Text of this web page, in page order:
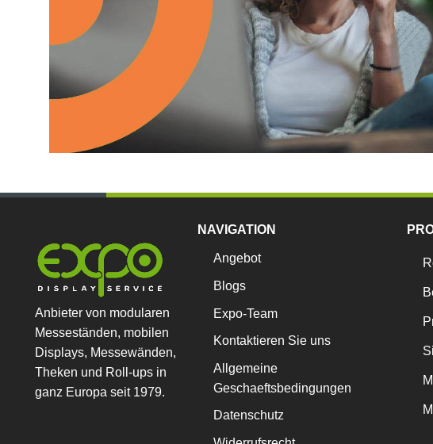
Anbieter von modularen
Messeständen, mobilen
Displays, Messewänden,
Theken und Roll-ups in
ganz Europa seit 1979.
NAVIGATION
Angebot
Blogs
Expo-Team
Kontaktieren Sie uns
Allgemeine
Geschaeftsbedingungen
Datenschutz